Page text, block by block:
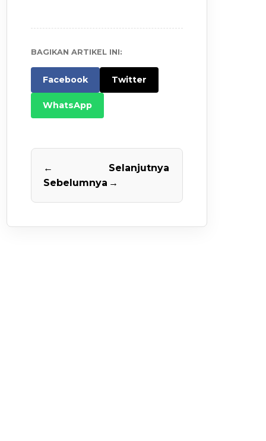
BAGIKAN ARTIKEL INI:
Facebook Twitter
WhatsApp
←
Sebelumnya
Selanjutnya
→